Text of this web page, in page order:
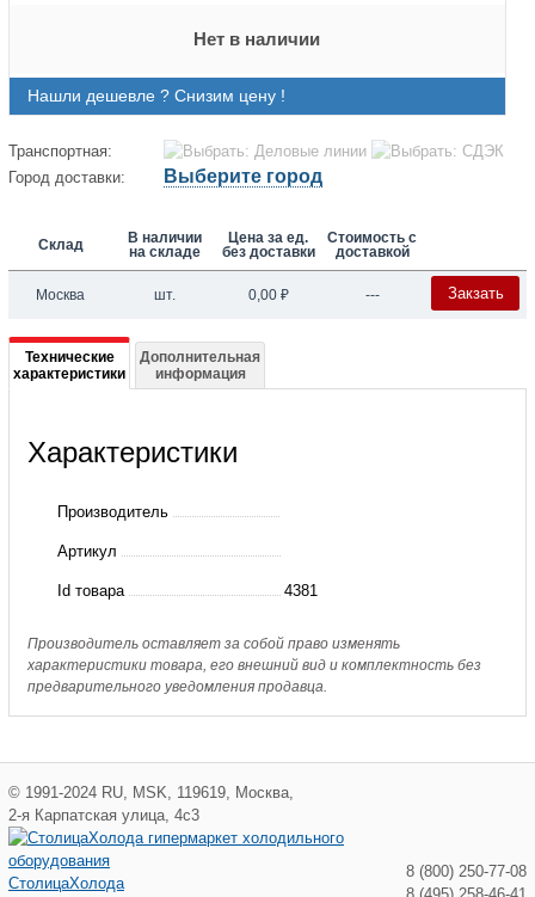
Нет в наличии
Нашли дешевле ? Снизим цену !
Транспортная:
Город доставки:
Выберите город
Склад
В наличии
на складе
Цена за ед.
без доставки
Стоимость с
доставкой
Москва шт. 0,00 ₽ --- Закзать
Подробная
информация
FD
Технические
характеристики
Дополнительная
информация
Характеристики
Производитель
Артикул
Id товара 4381
Производитель оставляет за собой право изменять
характеристики товара, его внешний вид и комплектность без
предварительного уведомления продавца.
© 1991-2024 RU MSK 119619 Москва
2-я Карпатская улица, 4с3
СтолицаХолода
8 (800) 250-77-08